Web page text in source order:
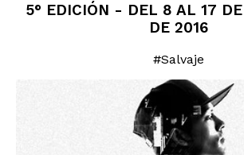
5° EDICIÓN - DEL 8 AL 17
DE 2016
#Salvaje